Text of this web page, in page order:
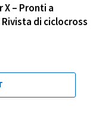
X – Pronti a
di ciclocross